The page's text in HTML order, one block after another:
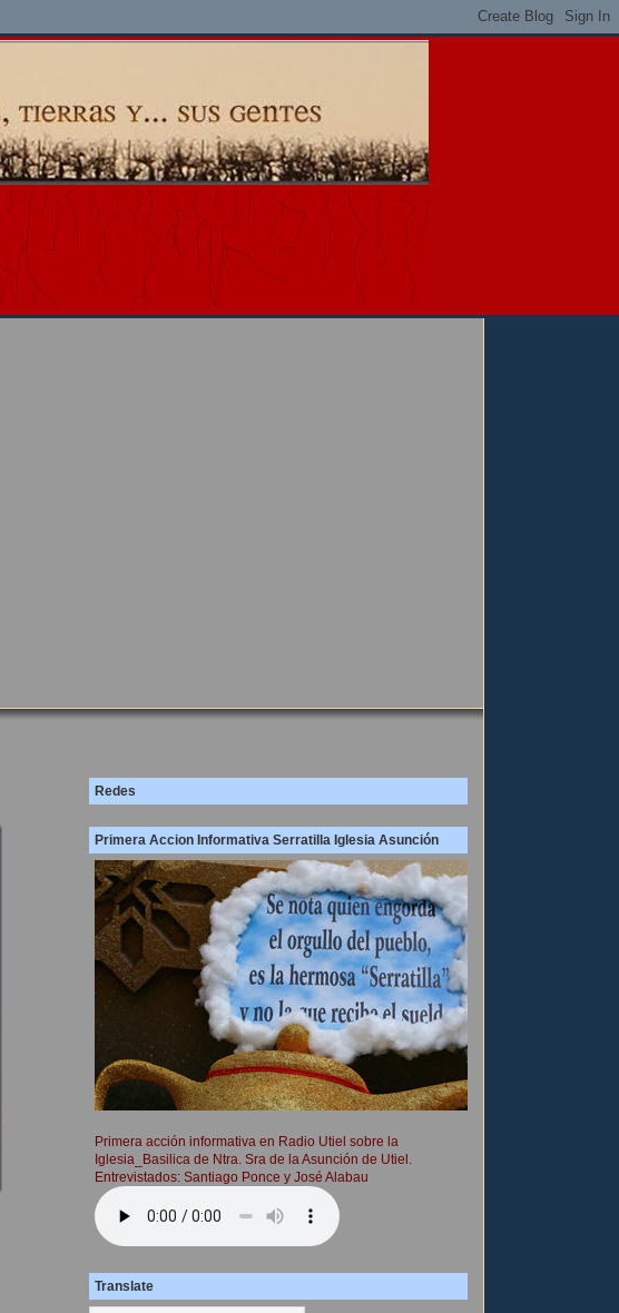
Redes
Primera Accion Informativa Serratilla Iglesia Asunción
Primera acción informativa en Radio Utiel sobre la
Iglesia_Basilica de Ntra. Sra de la Asunción de Utiel.
Entrevistados: Santiago Ponce y José Alabau
Translate